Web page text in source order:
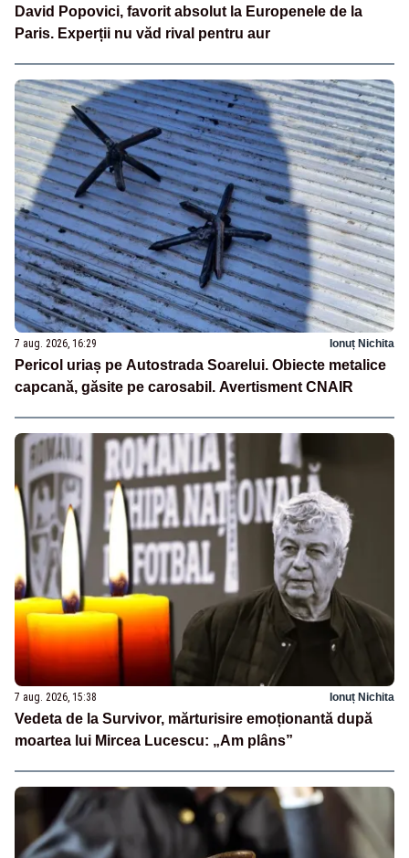
David Popovici, favorit absolut la Europenele de la
Paris. Experții nu văd rival pentru aur
7 aug. 2026, 16:29 Ionuț Nichita
Pericol uriaș pe Autostrada Soarelui. Obiecte metalice
capcană, găsite pe carosabil. Avertisment CNAIR
7 aug. 2026, 15:38 Ionuț Nichita
Vedeta de la Survivor, mărturisire emoționantă după
moartea lui Mircea Lucescu: „Am plâns”